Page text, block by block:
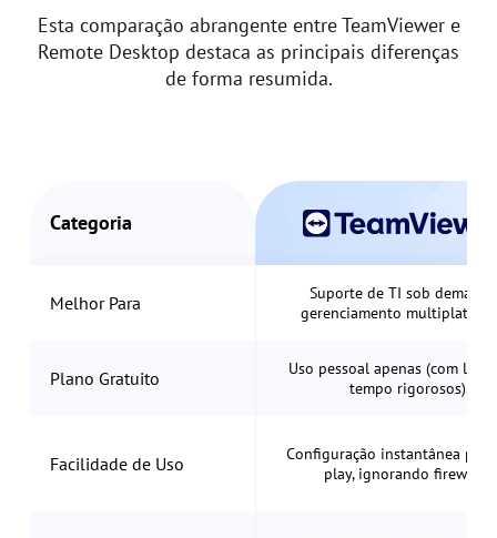
Esta comparação abrangente entre TeamViewer e
Remote Desktop destaca as principais diferenças
de forma resumida.
Categoria
Melhor Para
Suporte de TI sob
gerenciamento
Plano Gratuito
Uso pessoal apenas (com
tempo rigorosos).
Facilidade de Uso
Configuração instantânea
play, ignorando firewalls.